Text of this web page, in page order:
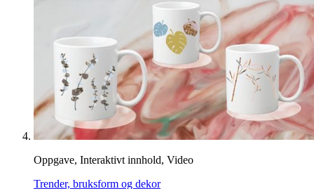
Oppgave, Interaktivt innhold, Video
Trender, bruksform og dekor